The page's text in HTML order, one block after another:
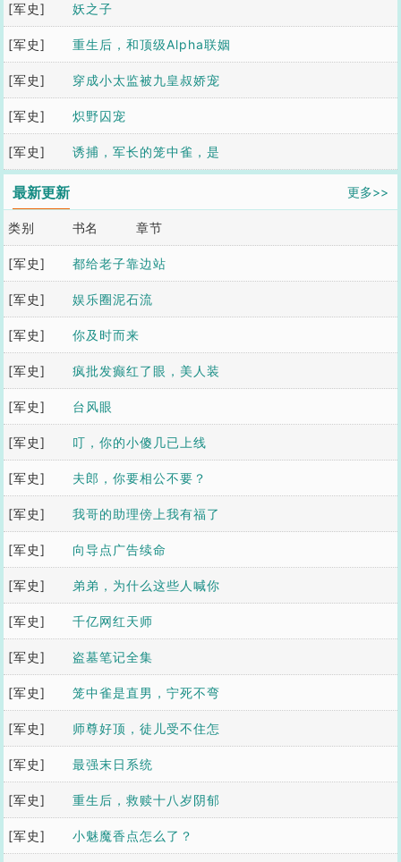
[军史] 妖之子
[军史] 重生后，和顶级Alpha联姻
了
[军史] 穿成小太监被九皇叔娇宠
了
[军史] 炽野囚宠
[军史] 诱捕，军长的笼中雀，是
最新更新 更多>>
类别 书名 章节
[军史] 都给老子靠边站
[军史] 娱乐圈泥石流
[军史] 你及时而来
[军史] 疯批发癫红了眼，美人装
乖要跑路
[军史] 台风眼
[军史] 叮，你的小傻几已上线
[军史] 夫郎，你要相公不要？
[军史] 我哥的助理傍上我有福了
[军史] 向导点广告续命
[军史] 弟弟，为什么这些人喊你
贵妃？
[军史] 千亿网红天师
[军史] 盗墓笔记全集
[军史] 笼中雀是直男，宁死不弯
他选死
[军史] 师尊好顶，徒儿受不住怎
么办？
[军史] 最强末日系统
[军史] 重生后，救赎十八岁阴郁
偏执的他
[军史] 小魅魔香点怎么了？